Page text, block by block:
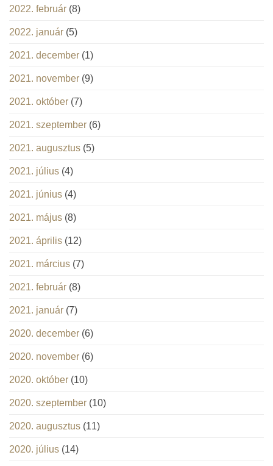
2022. február (8)
2022. január (5)
2021. december (1)
2021. november (9)
2021. október (7)
2021. szeptember (6)
2021. augusztus (5)
2021. július (4)
2021. június (4)
2021. május (8)
2021. április (12)
2021. március (7)
2021. február (8)
2021. január (7)
2020. december (6)
2020. november (6)
2020. október (10)
2020. szeptember (10)
2020. augusztus (11)
2020. július (14)